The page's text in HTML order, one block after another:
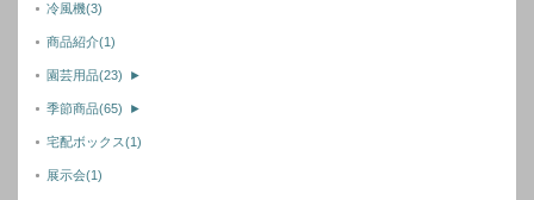
冷風機(3)
商品紹介(1)
園芸用品(23) ►
季節商品(65) ►
宅配ボックス(1)
展示会(1)